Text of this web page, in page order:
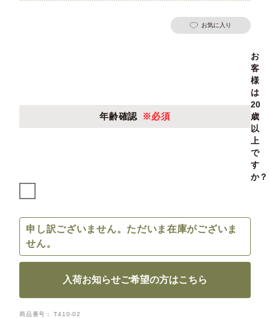
お気に入り
年齢確認 ※必須
お
客
様
は
20
歳
以
上
で
す
か？
申し訳ございません。ただいま在庫がございま
せん。
入荷お知らせご希望の方はこちら
商品番号 T410-02